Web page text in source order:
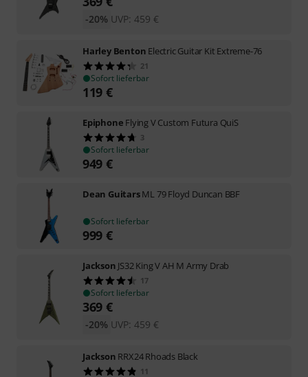
UVP: 459 €
-20%
Harley Benton Electric Guitar Kit Extreme-76
21
Sofort lieferbar
119 €
Epiphone Flying V Custom Futura QuiS
3
Sofort lieferbar
949 €
Dean GuitarsML 79 Floyd Duncan BBF
Sofort lieferbar
999 €
Jackson JS32 King V AH M Army Drab
17
Sofort lieferbar
369 €
UVP: 459 €
-20%
Jackson RRX24 Rhoads Black
11